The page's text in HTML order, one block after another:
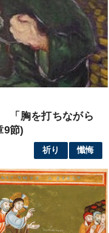
「胸を打ちながら
9節)
祈り 懺悔